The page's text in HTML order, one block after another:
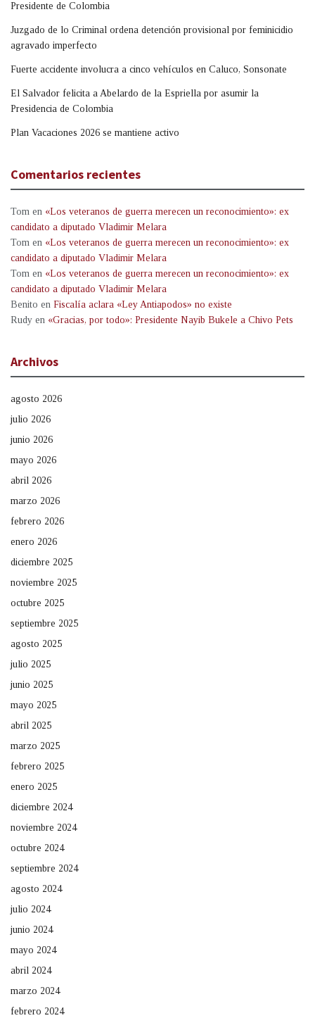
Presidente de Colombia
Juzgado de lo Criminal ordena detención provisional por feminicidio
agravado imperfecto
Fuerte accidente involucra a cinco vehículos en Caluco, Sonsonate
El Salvador felicita a Abelardo de la Espriella por asumir la
Presidencia de Colombia
Plan Vacaciones 2026 se mantiene activo
Comentarios recientes
Tom en «Los veteranos de guerra merecen un reconocimiento»: ex
candidato a diputado Vladimir Melara
Tom en «Los veteranos de guerra merecen un reconocimiento»: ex
candidato a diputado Vladimir Melara
Tom en «Los veteranos de guerra merecen un reconocimiento»: ex
candidato a diputado Vladimir Melara
Benito en Fiscalía aclara «Ley Antiapodos» no existe
Rudy en «Gracias, por todo»: Presidente Nayib Bukele a Chivo Pets
Archivos
agosto 2026
julio 2026
junio 2026
mayo 2026
abril 2026
marzo 2026
febrero 2026
enero 2026
diciembre 2025
noviembre 2025
octubre 2025
septiembre 2025
agosto 2025
julio 2025
junio 2025
mayo 2025
abril 2025
marzo 2025
febrero 2025
enero 2025
diciembre 2024
noviembre 2024
octubre 2024
septiembre 2024
agosto 2024
julio 2024
junio 2024
mayo 2024
abril 2024
marzo 2024
febrero 2024